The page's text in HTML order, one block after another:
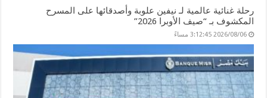
رحلة غنائية عالمية لـ نيفين علوبة وأصدقائها على المسرح
المكشوف بـ “صيف الأوبرا 2026”
2026/08/06 3:12:45 مساءً